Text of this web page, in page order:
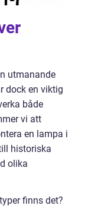
utmanande
dock en viktig
både
vi att
en lampa i
historiska
olika
finns det?